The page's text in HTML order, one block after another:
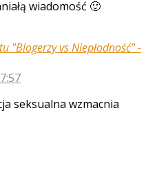
wiadomość 🙂
"Blogerzy vs Niepłodność" -
seksualna wzmacnia